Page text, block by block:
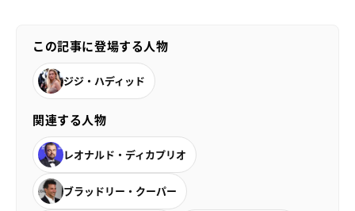
この記事に登場する人物
ジジ・ハディッド
関連する人物
レオナルド・ディカプリオ
ブラッドリー・クーパー